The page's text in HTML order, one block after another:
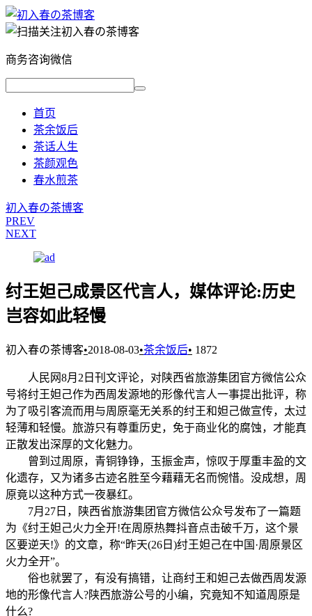
商务咨询微信
首页
茶余饭后
茶话人生
茶颜观色
春水煎茶
初入春の茶博客
PREV
NEXT
纣王妲己成景区代言人，媒体评论:历史
岂容如此轻慢
初入春の茶博客•2018-08-03•茶余饭后• 1872
人民网8月2日刊文评论，对陕西省旅游集团官方微信公众
号将纣王妲己作为西周发源地的形像代言人一事提出批评，称
为了吸引客流而用与周原毫无关系的纣王和妲己做宣传，太过
轻薄和轻慢。旅游只有尊重历史，免于商业化的腐蚀，才能真
正散发出深厚的文化魅力。
曾到过周原，青铜铮铮，玉振金声，惊叹于厚重丰盈的文
化遗存，又为诸多古迹名胜至今藉藉无名而惋惜。没成想，周
原竟以这种方式一夜暴红。
7月27日，陕西省旅游集团官方微信公众号发布了一篇题
为《纣王妲己火力全开!在周原热舞抖音点击破千万，这个景
区要逆天!》的文章，称“昨天(26日)纣王妲己在中国·周原景区
火力全开”。
俗也就罢了，有没有搞错，让商纣王和妲己去做西周发源
地的形像代言人?陕西旅游公号的小编，究竟知不知道周原是
什么?